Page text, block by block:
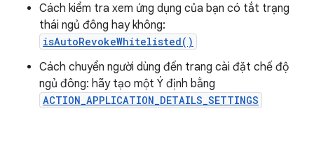
Cách kiểm tra xem ứng dụng của bạn có tắt trạng
thái ngủ đông hay không:
isAutoRevokeWhitelisted()
Cách chuyển người dùng đến trang cài đặt chế độ
ngủ đông: hãy tạo một Ý định bằng
ACTION_APPLICATION_DETAILS_SETTINGS